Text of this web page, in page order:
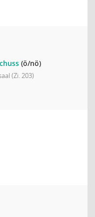
(ö/nö)
(Zi. 203)